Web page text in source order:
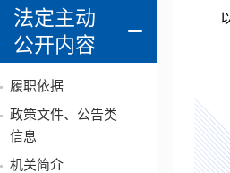
法定主动
公开内容
履职依据
政策文件、公告类
信息
机关简介